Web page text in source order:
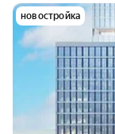
новостройка